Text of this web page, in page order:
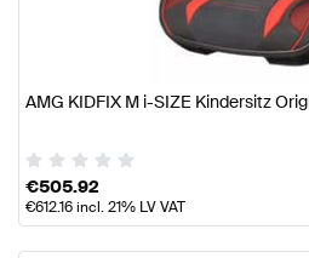
AMG KIDFIX M i-SIZE Kindersitz
€505.92
€612.16incl. 21% LV VAT